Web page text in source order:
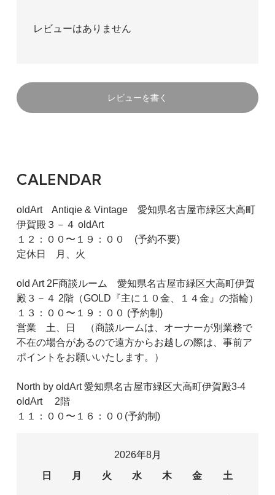
レビューはありません
レビューを書く
CALENDAR
oldArt Antiqie & Vintage 愛知県名古屋市緑区大高町
伊賀殿３－４ oldArt
１２：００〜１９：００ (予約不要)
定休日 月、火
old Art 2F商談ルーム 愛知県名古屋市緑区大高町伊賀
殿３－４ 2階（GOLD『主に１０金、１４金』の指輪）
１３：００〜１９：００ (予約制)
営業 土、日 （商談ルームは、オーナーが別業務で
不在の場合があるので遠方からお越しの際は、事前ア
ポイントをお願いいたします。）
North by oldArt 愛知県名古屋市緑区大高町伊賀殿3-4
oldArt 2階
１１：００〜１６：００(予約制)
2026年8月
日
月 火 水 木 金 土